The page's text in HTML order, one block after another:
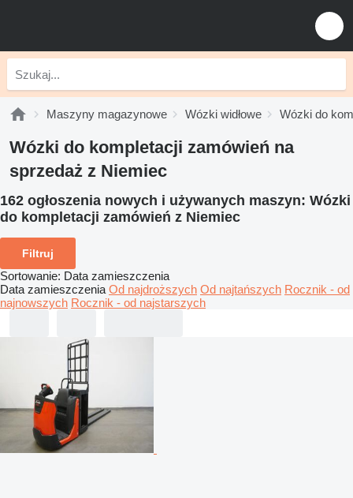
Maszyny magazynowe Wózki widłowe Wózki do
Wózki do kompletacji zamówień na
sprzedaż z Niemiec
162 ogłoszenia nowych i używanych maszyn: Wózki
do kompletacji zamówień z Niemiec
Filtruj
Sortowanie: Data zamieszczenia
Data zamieszczenia Od najdroższych Od najtańszych Rocznik - od
najnowszych Rocznik - od najstarszych